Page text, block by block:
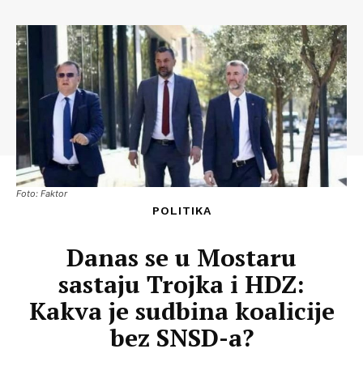
Foto: Faktor
POLITIKA
Danas se u Mostaru
sastaju Trojka i HDZ:
Kakva je sudbina koalicije
bez SNSD-a?